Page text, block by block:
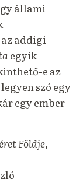
állami
az addigi
egyik
e az
szó egy
egy ember
Földje,